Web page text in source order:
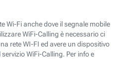
Wi-Fi anche dove il segnale mobile
WiFi-Calling è necessario ci
rete WI-FI ed avere un dispositivo
WiFi-Calling. Per info e